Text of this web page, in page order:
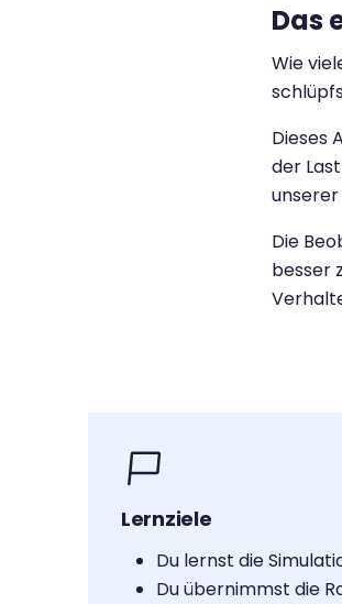
Das
Wie
Dieses
der
Die
besser
Lernziele
Du lernst die
Du übernimmst die